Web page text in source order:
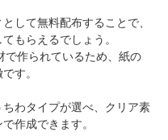
して無料配布することで、
もらえるでしょう。
で作られているため、紙の
す。
わタイプが選べ、クリア素
作成できます。